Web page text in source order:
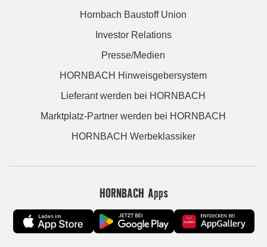
Hornbach Baustoff Union
Investor Relations
Presse/Medien
HORNBACH Hinweisgebersystem
Lieferant werden bei HORNBACH
Marktplatz-Partner werden bei HORNBACH
HORNBACH Werbeklassiker
HORNBACH Apps